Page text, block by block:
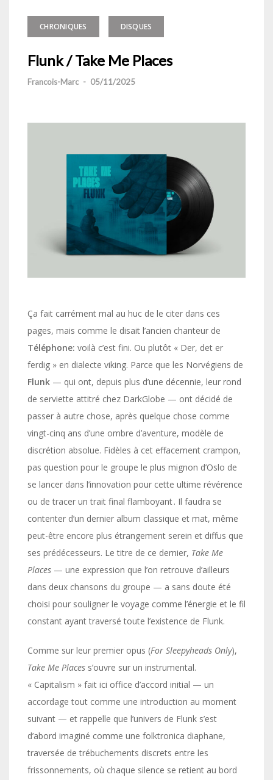
CHRONIQUES DISQUES
Flunk / Take Me Places
Francois-Marc - 05/11/2025
Ça fait carrément mal au huc de le citer dans ces
pages, mais comme le disait l’ancien chanteur de
Téléphone: voilà c’est fini. Ou plutôt « Der, det er
ferdig » en dialecte viking. Parce que les Norvégiens de
Flunk — qui ont, depuis plus d’une décennie, leur rond
de serviette attitré chez DarkGlobe — ont décidé de
passer à autre chose, après quelque chose comme
vingt-cinq ans d’une ombre d’aventure, modèle de
discrétion absolue. Fidèles à cet effacement crampon,
pas question pour le groupe le plus mignon d’Oslo de
se lancer dans l’innovation pour cette ultime révérence
ou de tracer un trait final flamboyant . Il faudra se
contenter d’un dernier album classique et mat, même
peut-être encore plus étrangement serein et diffus que
ses prédécesseurs. Le titre de ce dernier, Take Me
Places — une expression que l’on retrouve d’ailleurs
dans deux chansons du groupe — a sans doute été
choisi pour souligner le voyage comme l’énergie et le fil
constant ayant traversé toute l’existence de Flunk.
Comme sur leur premier opus (For Sleepyheads Only),
Take Me Places s’ouvre sur un instrumental.
« Capitalism » fait ici office d’accord initial — un
accordage tout comme une introduction au moment
suivant — et rappelle que l’univers de Flunk s’est
d’abord imaginé comme une folktronica diaphane,
traversée de trébuchements discrets entre les
frissonnements, où chaque silence se retient au bord